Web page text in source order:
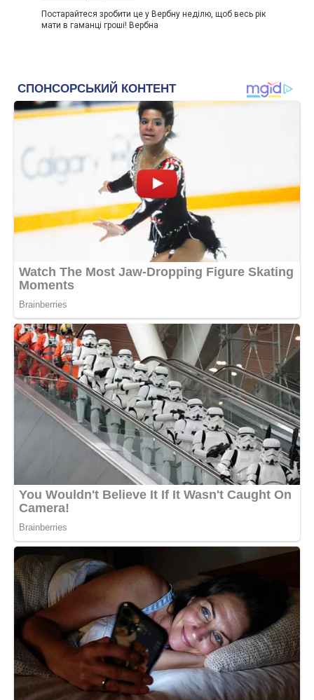
Постарайтеся зробити це у Вербну неділю, щоб весь рік
мати в гаманці гроші! Вербна